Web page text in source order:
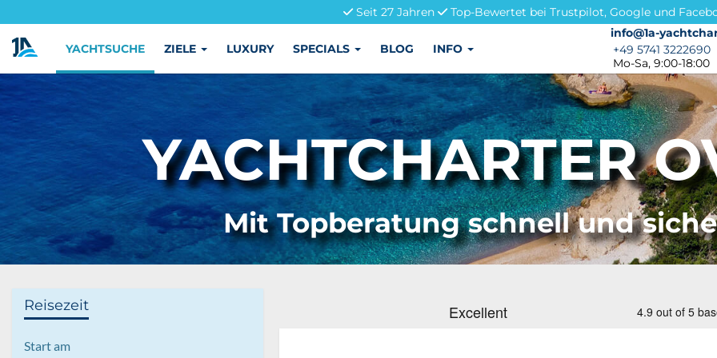
Seit 27 Jahren
Top-Bewertet bei Trustpilot, Google und
info@1a-
info@1a-
+49 5741 3222690
+49 5741 3222690
Mo-Sa, 9:00-18:00
YACHTSUCHE ZIELE LUXURY SPECIALS BLOG INFO
YACHTCHARTER
Mit Topberatung schnell und
Reisezeit
Start am